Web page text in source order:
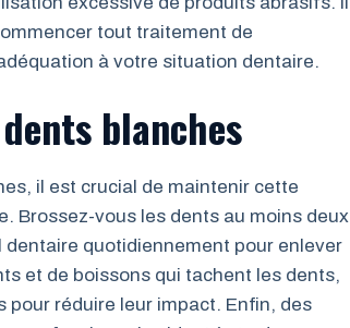
tout traitement de
à votre situation dentaire.
blanches
il est crucial de maintenir cette
Brossez-vous les dents au moins deux
quotidiennement pour enlever
et de boissons qui tachent les dents,
pour réduire leur impact. Enfin, des